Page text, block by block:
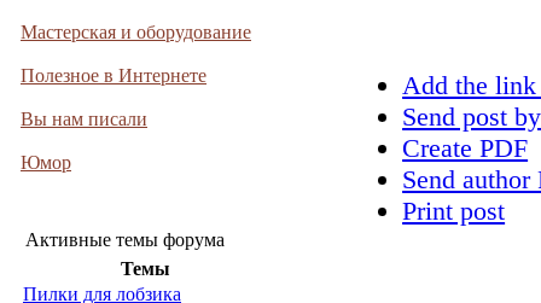
Мастерская и оборудование
Полезное в Интернете
Вы нам писали
Юмор
Активные темы форума
Темы
Пилки для лобзика
Add the
Send post
Create PDF
Send
Print post